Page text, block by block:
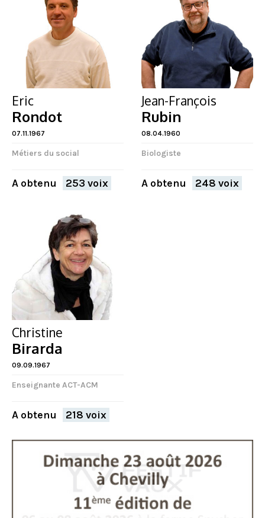
Eric
Rondot
07.11.1967
Métiers du social
A obtenu 253 voix
Jean-François
Rubin
08.04.1960
Biologiste
A obtenu 248 voix
Christine
Birarda
09.09.1967
Enseignante ACT-ACM
A obtenu 218 voix
FERMER